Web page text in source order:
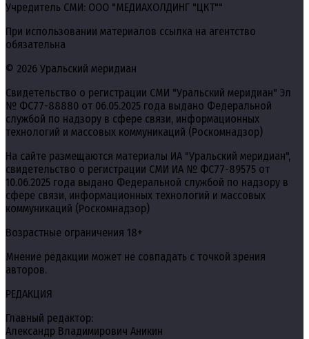
Учредитель СМИ: ООО "МЕДИАХОЛДИНГ "ЦКТ""
При использовании материалов ссылка на агентство
обязательна
© 2026 Уральский меридиан
Свидетельство о регистрации СМИ "Уральский меридиан" Эл
№ ФС77-88880 от 06.05.2025 года выдано Федеральной
службой по надзору в сфере связи, информационных
технологий и массовых коммуникаций (Роскомнадзор)
На сайте размещаются материалы ИА "Уральский меридиан",
свидетельство о регистрации СМИ ИА № ФС77-89575 от
10.06.2025 года выдано Федеральной службой по надзору в
сфере связи, информационных технологий и массовых
коммуникаций (Роскомнадзор)
Возрастные ограничения 18+
Мнение редакции может не совпадать с точкой зрения
авторов.
РЕДАКЦИЯ
Главный редактор:
Александр Владимирович Аникин